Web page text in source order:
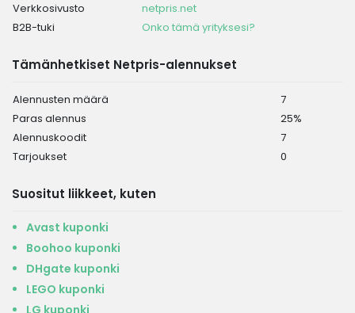
Verkkosivusto
netpris.net
B2B-tuki
Onko tämä yrityksesi?
Tämänhetkiset Netpris-alennukset
Alennusten määrä
7
Paras alennus
25%
Alennuskoodit
7
Tarjoukset
0
Suositut liikkeet, kuten
Avast kuponki
Boohoo kuponki
DHgate kuponki
LEGO kuponki
LG kuponki